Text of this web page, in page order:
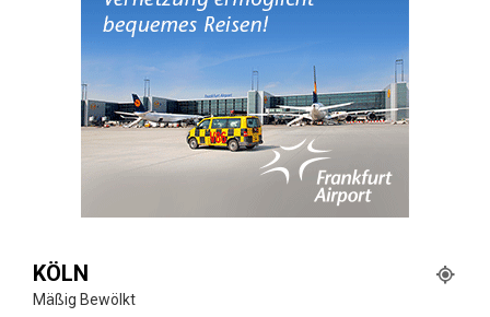
KÖLN
Mäßig Bewölkt